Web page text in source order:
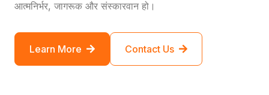
आत्मनिर्भर, जागरूक और संस्कारवान हो।
Learn More Contact Us